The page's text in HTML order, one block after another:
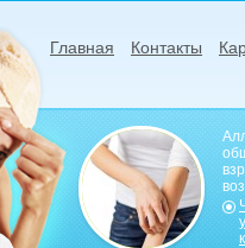
Главная Контакты